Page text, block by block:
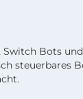
Switch Bots
steuerbares